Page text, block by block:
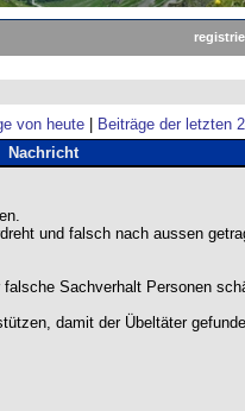
von heute Beiträge der letzten
Nachricht
und falsch nach aussen
Sachverhalt Personen
damit der Übeltäter